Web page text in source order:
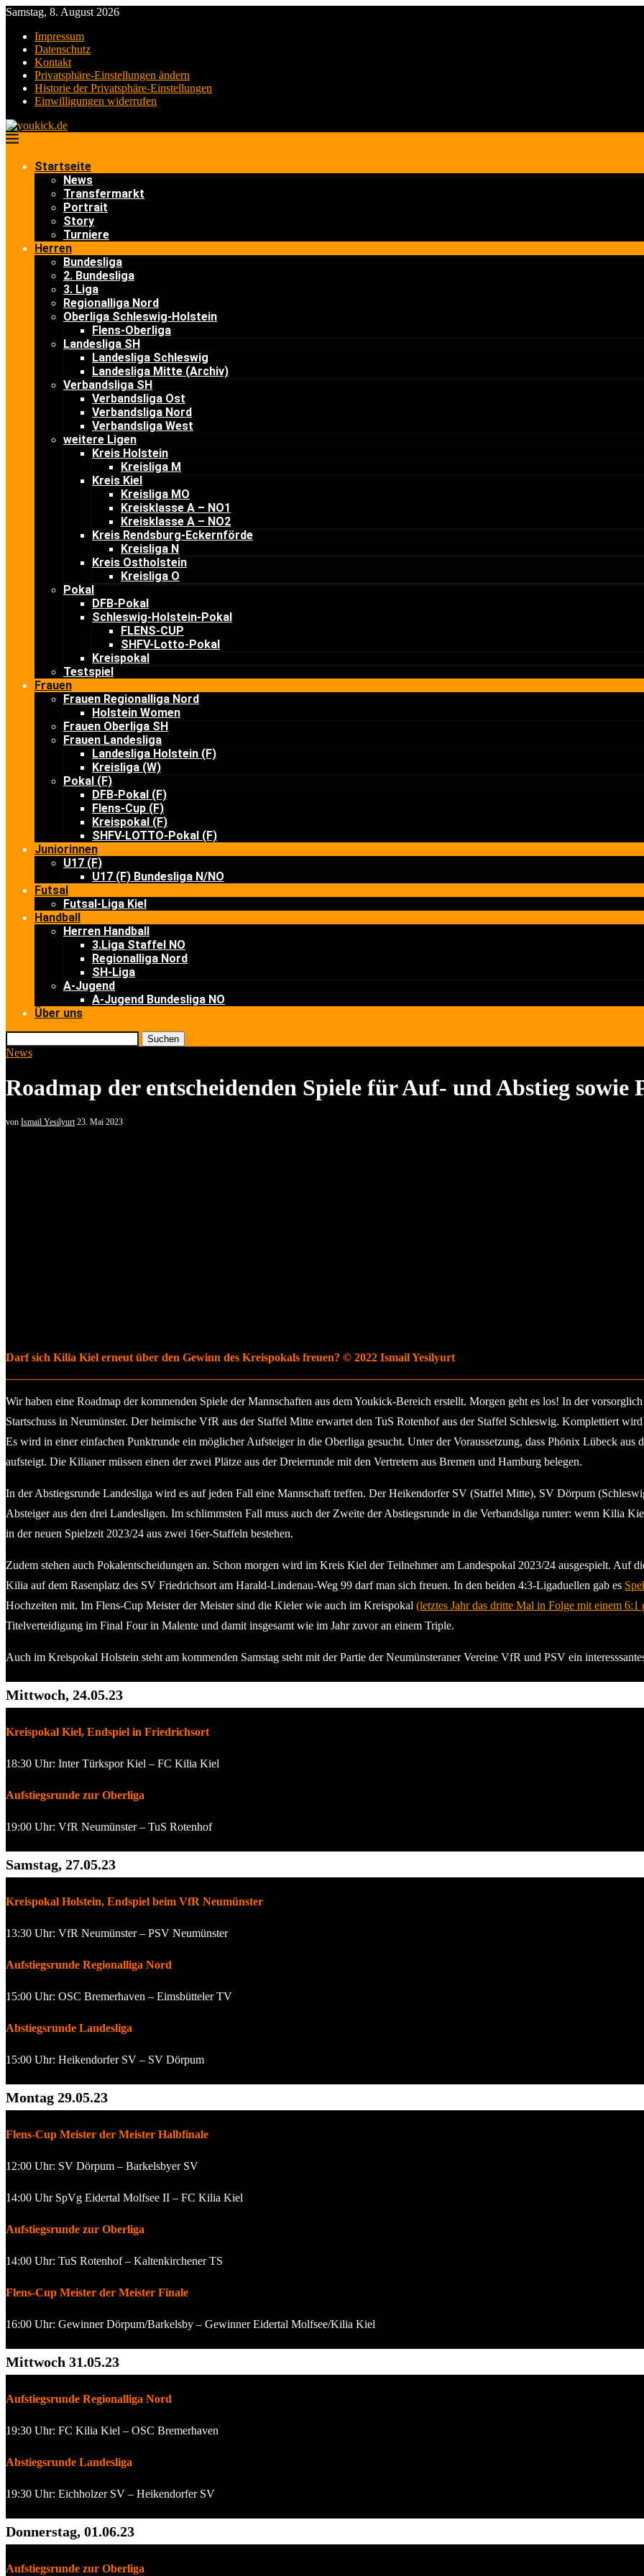
Samstag, 8. August 2026
Impressum
Datenschutz
Kontakt
Privatsphäre-Einstellungen ändern
Historie der Privatsphäre-Einstellungen
Einwilligungen widerrufen
Startseite
News
Transfermarkt
Portrait
Story
Turniere
Herren
Bundesliga
2. Bundesliga
3. Liga
Regionalliga Nord
Oberliga Schleswig-Holstein
Flens-Oberliga
Landesliga SH
Landesliga Schleswig
Landesliga Mitte (Archiv)
Verbandsliga SH
Verbandsliga Ost
Verbandsliga Nord
Verbandsliga West
weitere Ligen
Kreis Holstein
Kreisliga M
Kreis Kiel
Kreisliga MO
Kreisklasse A – NO1
Kreisklasse A – NO2
Kreis Rendsburg-Eckernförde
Kreisliga N
Kreis Ostholstein
Kreisliga O
Pokal
DFB-Pokal
Schleswig-Holstein-Pokal
FLENS-CUP
SHFV-Lotto-Pokal
Kreispokal
Testspiel
Frauen
Frauen Regionalliga Nord
Holstein Women
Frauen Oberliga SH
Frauen Landesliga
Landesliga Holstein (F)
Kreisliga (W)
Pokal (F)
DFB-Pokal (F)
Flens-Cup (F)
Kreispokal (F)
SHFV-LOTTO-Pokal (F)
Juniorinnen
U17 (F)
U17 (F) Bundesliga N/NO
Futsal
Futsal-Liga Kiel
Handball
Herren Handball
3.Liga Staffel NO
Regionalliga Nord
SH-Liga
A-Jugend
A-Jugend Bundesliga NO
Über uns
Suchen
News
Roadmap der entscheidenden Spiele für Auf- und Abstieg sowie
von Ismail Yesilyurt 23. Mai 2023
Darf sich Kilia Kiel erneut über den Gewinn des Kreispokals freuen? © 2022 Ismail Yesilyurt
Wir haben eine Roadmap der kommenden Spiele der Mannschaften aus dem Youkick-Bereich erstellt. Morgen geht es los! In der
Startschuss in Neumünster. Der heimische VfR aus der Staffel Mitte erwartet den TuS Rotenhof aus der Staffel Schleswig. Komplettiert
Es wird in einer einfachen Punktrunde ein möglicher Aufsteiger in die Oberliga gesucht. Unter der Voraussetzung, dass Phönix Lübeck
aufsteigt. Die Kilianer müssen einen der zwei Plätze aus der Dreierrunde mit den Vertretern aus Bremen und Hamburg belegen.
In der Abstiegsrunde Landesliga wird es auf jeden Fall eine Mannschaft treffen. Der Heikendorfer SV (Staffel Mitte), SV Dörpum
Absteiger aus den drei Landesligen. Im schlimmsten Fall muss auch der Zweite der Abstiegsrunde in die Verbandsliga runter: wenn Kilia
in der neuen Spielzeit 2023/24 aus zwei 16er-Staffeln bestehen.
Zudem stehen auch Pokalentscheidungen an. Schon morgen wird im Kreis Kiel der Teilnehmer am Landespokal 2023/24 ausgespielt. Auf
Kilia auf dem Rasenplatz des SV Friedrichsort am Harald-Lindenau-Weg 99 darf man sich freuen. In den beiden 4:3-Ligaduellen gab es
Hochzeiten mit. Im Flens-Cup Meister der Meister sind die Kieler wie auch im Kreispokal (letztes Jahr das dritte Mal in Folge mit einem
Titelverteidigung im Final Four in Malente und damit insgesamt wie im Jahr zuvor an einem Triple.
Auch im Kreispokal Holstein steht am kommenden Samstag steht mit der Partie der Neumünsteraner Vereine VfR und PSV ein
Mittwoch, 24.05.23
Kreispokal Kiel, Endspiel in Friedrichsort
18:30 Uhr: Inter Türkspor Kiel – FC Kilia Kiel
Aufstiegsrunde zur Oberliga
19:00 Uhr: VfR Neumünster – TuS Rotenhof
Samstag, 27.05.23
Kreispokal Holstein, Endspiel beim VfR Neumünster
13:30 Uhr: VfR Neumünster – PSV Neumünster
Aufstiegsrunde Regionalliga Nord
15:00 Uhr: OSC Bremerhaven – Eimsbütteler TV
Abstiegsrunde Landesliga
15:00 Uhr: Heikendorfer SV – SV Dörpum
Montag 29.05.23
Flens-Cup Meister der Meister Halbfinale
12:00 Uhr: SV Dörpum – Barkelsbyer SV
14:00 Uhr SpVg Eidertal Molfsee II – FC Kilia Kiel
Aufstiegsrunde zur Oberliga
14:00 Uhr: TuS Rotenhof – Kaltenkirchener TS
Flens-Cup Meister der Meister Finale
16:00 Uhr: Gewinner Dörpum/Barkelsby – Gewinner Eidertal Molfsee/Kilia Kiel
Mittwoch 31.05.23
Aufstiegsrunde Regionalliga Nord
19:30 Uhr: FC Kilia Kiel – OSC Bremerhaven
Abstiegsrunde Landesliga
19:30 Uhr: Eichholzer SV – Heikendorfer SV
Donnerstag, 01.06.23
Aufstiegsrunde zur Oberliga